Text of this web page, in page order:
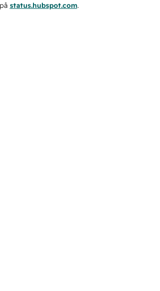
status.hubspot.com.